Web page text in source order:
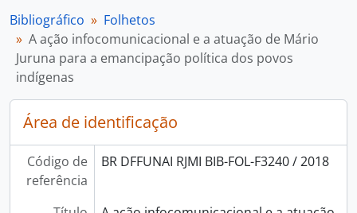
Bibliográfico
Folhetos
A ação infocomunicacional e a atuação de Mário
Juruna para a emancipação política dos povos
indígenas
Área de identificação
Código de
referência
BR DFFUNAI RJMI BIB-FOL-F3240 / 2018